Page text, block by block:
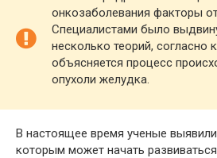
онкозаболевания факторы
Специалистами было
несколько теорий, согласно
объясняется процесс
опухоли желудка.
В настоящее время ученые
которым может начать развиваться